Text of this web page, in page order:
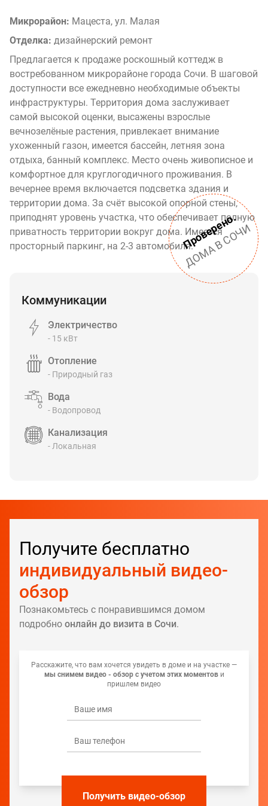
Микрорайон: Мацеста, ул. Малая
Отделка: дизайнерский ремонт
Предлагается к продаже роскошный коттедж в
востребованном микрорайоне города Сочи. В шаговой
доступности все ежедневно необходимые объекты
инфраструктуры. Территория дома заслуживает
самой высокой оценки, высажены взрослые
вечнозелёные растения, привлекает внимание
ухоженный газон, имеется бассейн, летняя зона
отдыха, банный комплекс. Место очень живописное и
комфортное для круглогодичного проживания. В
вечернее время включается подсветка здания и
территории дома. За счёт высокой опорной стены,
приподнят уровень участка, что обеспечивает полную
приватность территории вокруг дома. Имеется
просторный паркинг, на 2-3 автомобиля.Проверено.
ДОМА В СОЧИ
Коммуникации
Электричество
- 15 кВт
Отопление
- Природный газ
Вода
- Водопровод
Канализация
- Локальная
Получите бесплатно
индивидуальный видео-
обзор
Познакомьтесь с понравившимся домом
подробно онлайн до визита в Сочи.
Расскажите, что вам хочется увидеть в доме и на участке —
мы снимем видео - обзор с учетом этих моментови
пришлем видео
Получить видео-обзор